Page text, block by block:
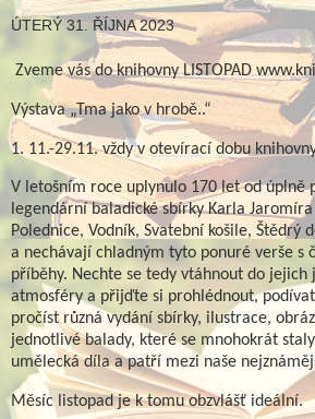
ÚTERÝ 31. ŘÍJNA 2023
Zveme vás do knihovny LISTOPAD
Výstava „Tma jako v hrobě..“
1. 11.-29.11. vždy v otevírací dobu
V letošním roce uplynulo 170 let od úplně
legendární baladické sbírky Karla Jaromíra
Polednice, Vodník, Svatební košile, Štědrý
a nechávají chladným tyto ponuré verše s
příběhy. Nechte se tedy vtáhnout do jejich
atmosféry a přijďte si prohlédnout,
pročíst různá vydání sbírky, ilustrace,
jednotlivé balady, které se mnohokrát
umělecká díla a patří mezi naše
Měsíc listopad je k tomu obzvlášť ideální.